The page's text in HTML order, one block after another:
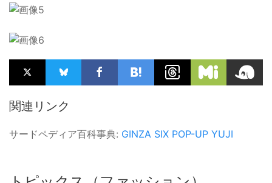
関連リンク
サードペディア百科事典: GINZA SIX POP-UP YUJI